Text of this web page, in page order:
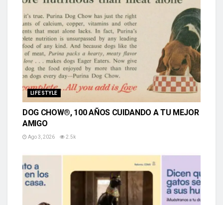
LIFESTYLE
DOG CHOW®, 100 AÑOS CUIDANDO A TU MEJOR
AMIGO
Ago 3, 2026 2.5k